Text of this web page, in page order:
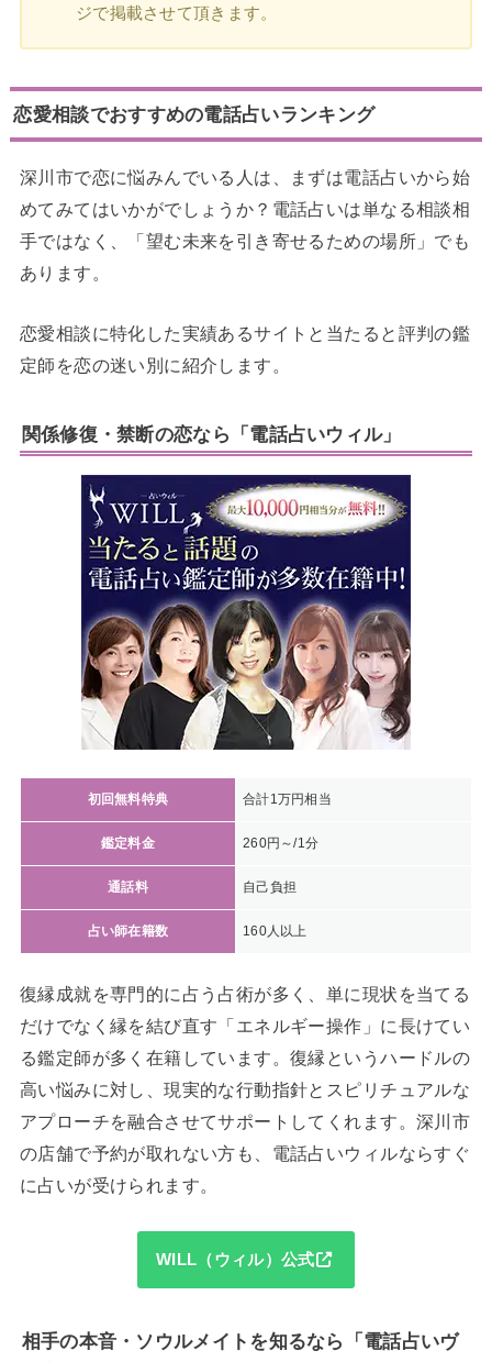
ジで掲載させて頂きます。
恋愛相談でおすすめの電話占いランキング
深川市で恋に悩みんでいる人は、まずは電話占いから始
めてみてはいかがでしょうか？電話占いは単なる相談相
手ではなく、「望む未来を引き寄せるための場所」でも
あります。
恋愛相談に特化した実績あるサイトと当たると評判の鑑
定師を恋の迷い別に紹介します。
関係修復・禁断の恋なら「電話占いウィル」
初回無料特典 合計1万円相当
鑑定料金 260円～/1分
通話料 自己負担
占い師在籍数 160人以上
復縁成就を専門的に占う占術が多く、単に現状を当てる
だけでなく縁を結び直す「エネルギー操作」に長けてい
る鑑定師が多く在籍しています。復縁というハードルの
高い悩みに対し、現実的な行動指針とスピリチュアルな
アプローチを融合させてサポートしてくれます。深川市
の店舗で予約が取れない方も、電話占いウィルならすぐ
に占いが受けられます。
WILL（ウィル）公式
相手の本音・ソウルメイトを知るなら「電話占いヴ